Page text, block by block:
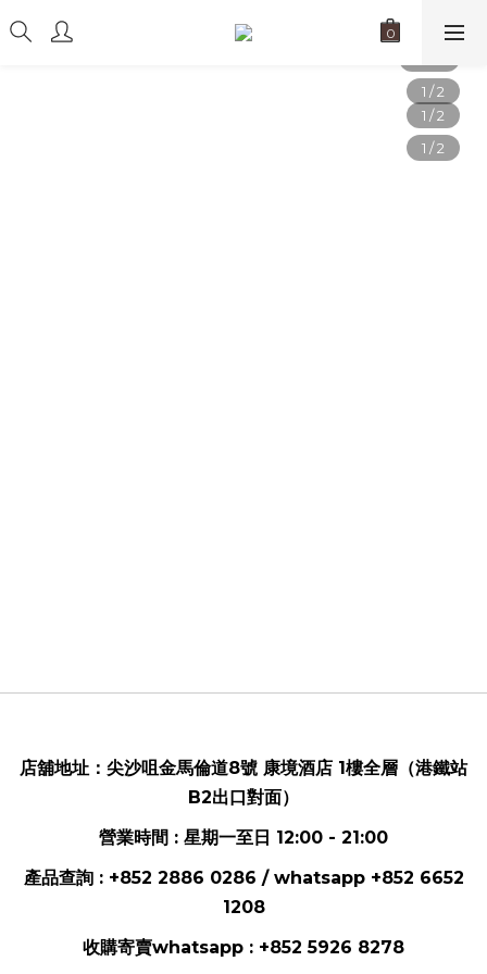
店舖地址： 尖沙咀金馬倫道8號 康境酒店 1樓全層（港鐵站
B2出口對面）
營業時間 : 星期一至日 12:00 - 21:00
產品查詢 : +852 2886 0286 / whatsapp +852 6652
1208
收購寄賣whatsapp : +852 5926 8278